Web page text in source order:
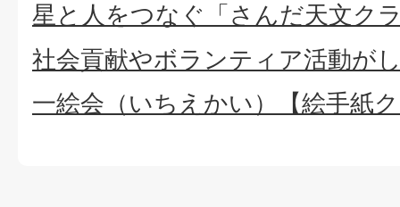
星と人をつなぐ「さんだ天文ク
社会貢献やボランティア活動が
一絵会（いちえかい）【絵手紙